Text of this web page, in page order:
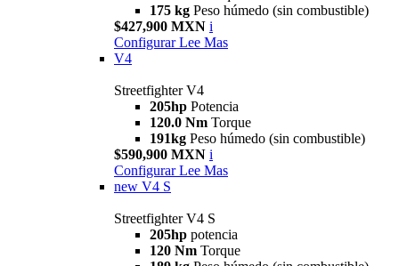
175 kg Peso húmedo (sin combustible)
$427,900 MXN i
Configurar Lee Mas
V4
Streetfighter V4
205hp Potencia
120.0 Nm Torque
191kg Peso húmedo (sin combustible)
$590,900 MXN i
Configurar Lee Mas
new V4 S
Streetfighter V4 S
205hp potencia
120 Nm Torque